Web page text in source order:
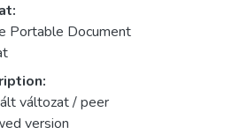
Portable Document
változat / peer
version